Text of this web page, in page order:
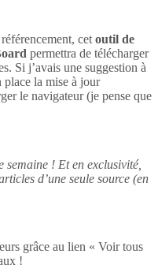
cet outil de
permettra de télécharger
Si j’avais une suggestion à
place la mise à jour
le navigateur (je pense que
semaine ! Et en exclusivité,
d’une seule source (en
grâce au lien « Voir tous
!